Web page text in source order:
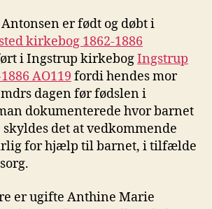
er født og døbt i
kirkebog 1862-1886
i Ingstrup kirkebogIngstrup
AO119 fordi hendes mor
dagen før fødslen i
dokumenterede hvor barnet
det at vedkommende
for hjælp til barnet, i tilfælde
er ugifte Anthine Marie